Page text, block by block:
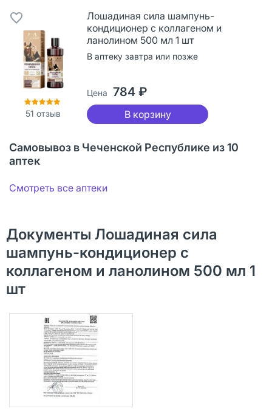
51 отзыв
Лошадиная сила шампунь-
кондиционер с коллагеном и
ланолином 500 мл 1 шт
В аптеку завтра или позже
Цена 784 ₽
В корзину
Самовывоз в Чеченской Республике из 10
аптек
Смотреть все аптеки
Документы Лошадиная сила
шампунь-кондиционер с
коллагеном и ланолином 500 мл 1
шт